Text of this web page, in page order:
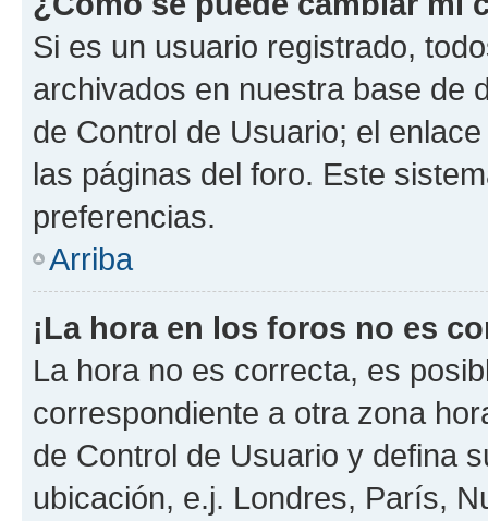
Si es un usuario registrado,
archivados en nuestra base de
de Control de Usuario; el
las páginas del foro. Este
preferencias.
Arriba
¡La hora en los foros no es
La hora no es correcta, es
correspondiente a otra zona
de Control de Usuario y defina
ubicación, e.j. Londres, París,